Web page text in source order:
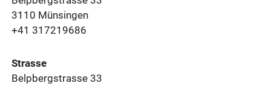
3110 Münsingen
+41 317219686
Strasse
Belpbergstrasse 33